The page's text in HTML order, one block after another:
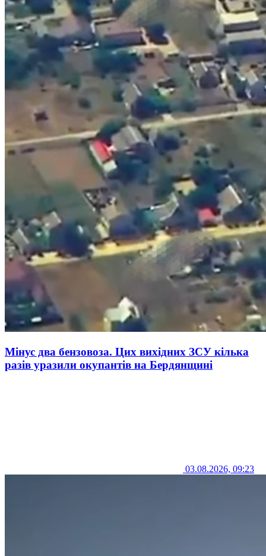
Мінус два бензовоза. Цих вихідних ЗСУ кілька
разів уразили окупантів на Бердянщині
03.08.2026, 09:23